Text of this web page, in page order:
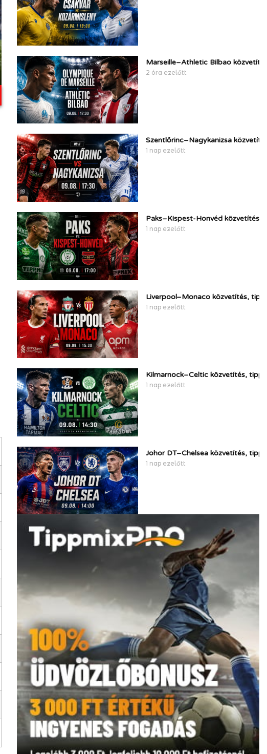
Marseille–Athletic Bilbao
2 óra ezelőtt
Szentlőrinc–Nagykanizsa
1 nap ezelőtt
Paks–Kispest-Honvéd közvetítés,
1 nap ezelőtt
Liverpool–Monaco közvetítés,
1 nap ezelőtt
Kilmarnock–Celtic közvetítés,
1 nap ezelőtt
Johor DT–Chelsea közvetítés,
1 nap ezelőtt